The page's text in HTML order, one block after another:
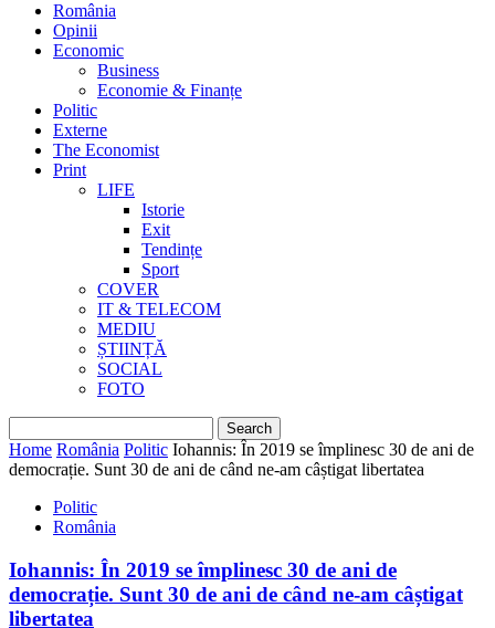
România
Opinii
Economic
Business
Economie & Finanțe
Politic
Externe
The Economist
Print
LIFE
Istorie
Exit
Tendințe
Sport
COVER
IT & TELECOM
MEDIU
ȘTIINȚĂ
SOCIAL
FOTO
Home România Politic Iohannis: În 2019 se împlinesc 30 de ani de
democrație. Sunt 30 de ani de când ne-am câștigat libertatea
Politic
România
Iohannis: În 2019 se împlinesc 30 de ani de
democrație. Sunt 30 de ani de când ne-am câștigat
libertatea